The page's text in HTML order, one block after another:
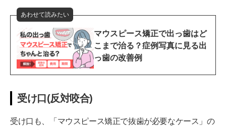
あわせて読みたい
マウスピース矯正で出っ歯はど
こまで治る？症例写真に見る出
っ歯の改善例
受け口(反対咬合)
受け口も、「マウスピース矯正で抜歯が必要なケース」の